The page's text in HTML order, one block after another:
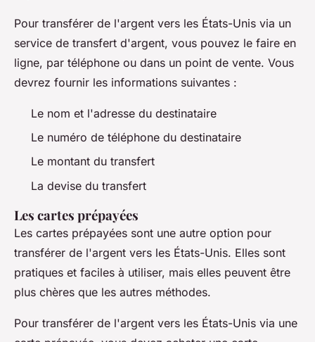
Pour transférer de l'argent vers les États-Unis via un
service de transfert d'argent, vous pouvez le faire en
ligne, par téléphone ou dans un point de vente. Vous
devrez fournir les informations suivantes :
Le nom et l'adresse du destinataire
Le numéro de téléphone du destinataire
Le montant du transfert
La devise du transfert
Les cartes prépayées
Les cartes prépayées sont une autre option pour
transférer de l'argent vers les États-Unis. Elles sont
pratiques et faciles à utiliser, mais elles peuvent être
plus chères que les autres méthodes.
Pour transférer de l'argent vers les États-Unis via une